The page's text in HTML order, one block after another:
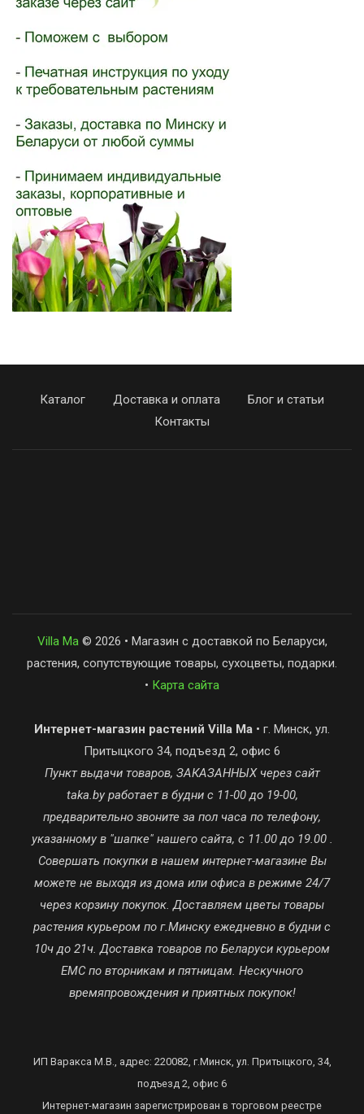
Каталог Доставка и оплата
Блог и статьи
Контакты
Villa Ma© 2026 • Магазин с доставкой по Беларуси,
растения, сопутствующие товары, сухоцветы, подарки.
• Карта сайта
Интернет-магазин растений Villa Ma • г. Минск, ул.
Притыцкого 34, подъезд 2, офис 6
Пункт выдачи товаров, ЗАКАЗАННЫХ через сайт
taka.by работает в будни с 11-00 до 19-00,
предварительно звоните за пол часа по телефону,
указанному в "шапке" нашего сайта, с 11.00 до 19.00 .
Совершать покупки в нашем интернет-магазине Вы
можете не выходя из дома или офиса в режиме 24/7
через корзину покупок. Доставляем цветы товары
растения курьером по г.Минску ежедневно в будни с
10ч до 21ч. Доставка товаров по Беларуси курьером
ЕМС по вторникам и пятницам. Нескучного
времяпровождения и приятных покупок!
ИП Варакса М.В., адрес: 220082, г.Минск, ул. Притыцкого, 34,
подъезд 2, офис 6
Интернет-магазин зарегистрирован в торговом реестре